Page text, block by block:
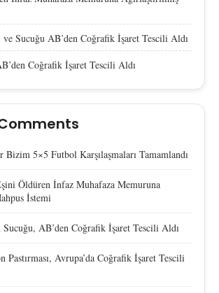
ve Sucuğu AB’den Coğrafik İşaret Tescili Aldı
Coğrafik İşaret Tescili Aldı
Bizim 5×5 Futbol Karşılaşmaları Tamamlandı
Öldüren İnfaz Muhafaza Memuruna
İstemi
AB’den Coğrafik İşaret Tescili Aldı
Pastırması, Avrupa’da Coğrafik İşaret Tescili